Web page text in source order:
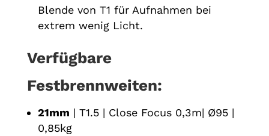
Blende von T1 für Aufnahmen bei
extrem wenig Licht.
Verfügbare
Festbrennweiten:
21mm | T1.5 | Close Focus 0,3m| Ø95 |
0,85kg